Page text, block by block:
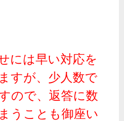
には早い対応を
すが、少人数で
ので、返答に数
うことも御座い